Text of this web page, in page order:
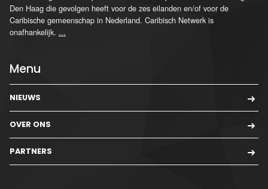
Den Haag die gevolgen heeft voor de zes eilanden en/of voor de
Caribische gemeenschap in Nederland. Caribisch Netwerk is
onafhankelijk. ...
Menu
NIEUWS
OVER ONS
PARTNERS